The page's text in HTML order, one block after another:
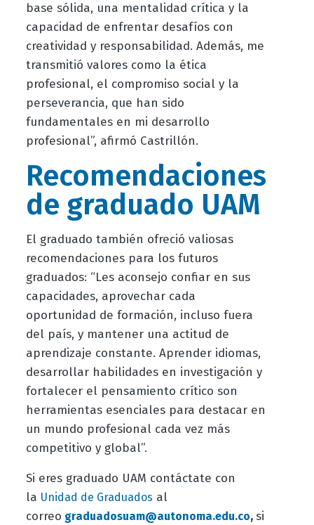
base sólida, una mentalidad crítica y la
capacidad de enfrentar desafíos con
creatividad y responsabilidad. Además, me
transmitió valores como la ética
profesional, el compromiso social y la
perseverancia, que han sido
fundamentales en mi desarrollo
profesional”, afirmó Castrillón.
Recomendaciones
de graduado UAM
El graduado también ofreció valiosas
recomendaciones para los futuros
graduados: “Les aconsejo confiar en sus
capacidades, aprovechar cada
oportunidad de formación, incluso fuera
del país, y mantener una actitud de
aprendizaje constante. Aprender idiomas,
desarrollar habilidades en investigación y
fortalecer el pensamiento crítico son
herramientas esenciales para destacar en
un mundo profesional cada vez más
competitivo y global”.
Si eres graduado UAM contáctate con
la Unidad de Graduados al
correo graduadosuam@autonoma.edu.co,si